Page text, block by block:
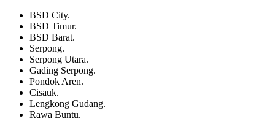
BSD City.
BSD Timur.
BSD Barat.
Serpong.
Serpong Utara.
Gading Serpong.
Pondok Aren.
Cisauk.
Lengkong Gudang.
Rawa Buntu.